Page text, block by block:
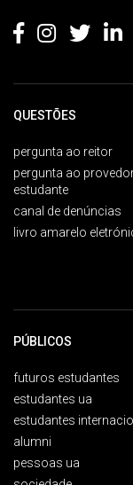
QUESTÕES
pergunta ao reitor
pergunta ao
estudante
canal de denúncias
livro amarelo
PÚBLICOS
futuros estudantes
estudantes ua
estudantes
alumni
pessoas ua